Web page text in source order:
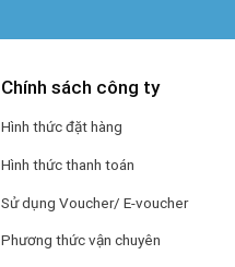
Chính sách công ty
Hình thức đặt hàng
Hình thức thanh toán
Sử dụng Voucher/ E-voucher
Phương thức vận chuyên